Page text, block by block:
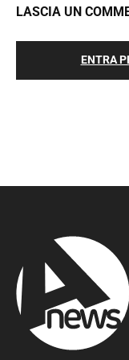
LASCIA UN
ENTRA